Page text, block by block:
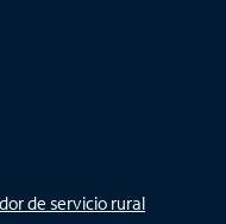
de servicio rural